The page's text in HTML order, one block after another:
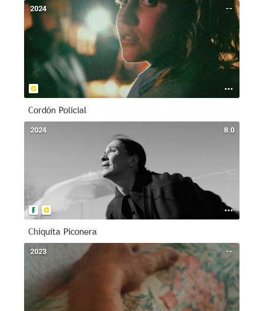
--
2024
Cordón Policial
8.0
2024
Chiquita Piconera
--
2023